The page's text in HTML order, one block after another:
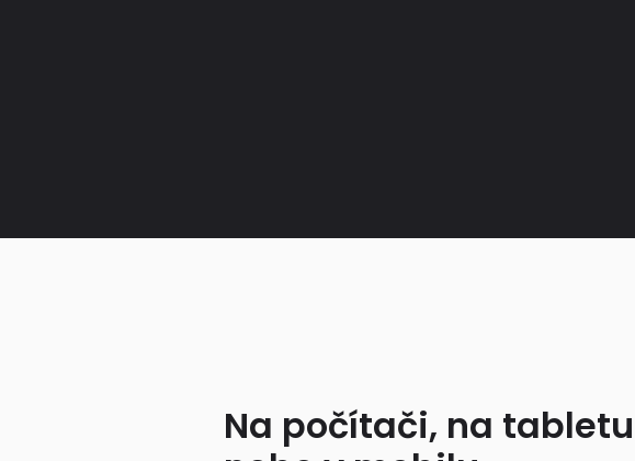
Na počítači, na tabletu